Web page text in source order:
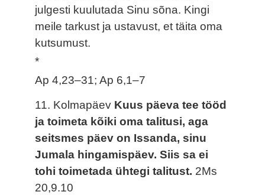
julgesti kuulutada Sinu sõna. Kingi
meile tarkust ja ustavust, et täita oma
kutsumust.
*
Ap 4,23–31; Ap 6,1–7
11. Kolmapäev Kuus päeva tee tööd
ja toimeta kõiki oma talitusi, aga
seitsmes päev on Issanda, sinu
Jumala hingamispäev. Siis sa ei
tohi toimetada ühtegi talitust. 2Ms
20,9.10